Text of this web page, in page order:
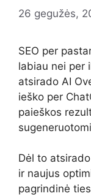
26 gegužės,
SEO per
labiau nei per
atsirado AI
ieško per
paieškos
Dėl to atsirado
ir naujus
pagrindinė